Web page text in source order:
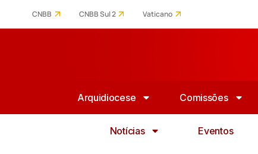
CNBB CNBB Sul 2 Vaticano
Arquidiocese Comissões
Notícias Eventos